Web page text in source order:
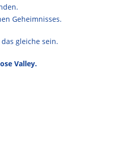
Geheimnisses.
gleiche sein.
Valley.